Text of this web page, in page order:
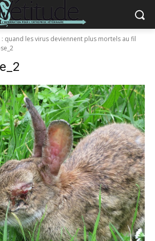
quand les virus deviennent plus mortels au fil